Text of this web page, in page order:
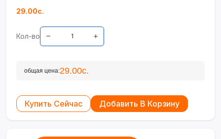
29.00с.
Кол-во
общая цена:29.00с.
Купить Сейчас Добавить В Корзину